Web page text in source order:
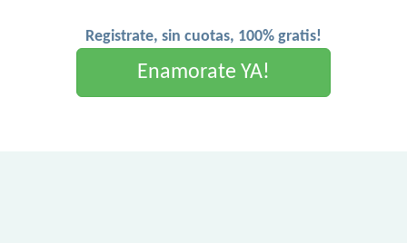
Registrate, sin cuotas, 100% gratis!
Enamorate YA!